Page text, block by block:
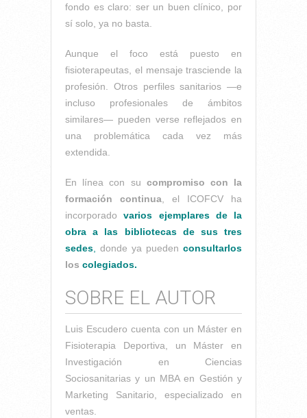
fondo es claro: ser un buen clínico, por
sí solo, ya no basta.
Aunque el foco está puesto en
fisioterapeutas, el mensaje trasciende la
profesión. Otros perfiles sanitarios —e
incluso profesionales de ámbitos
similares— pueden verse reflejados en
una problemática cada vez más
extendida.
En línea con su compromiso con la
formación continua , el ICOFCV ha
incorporadovarios ejemplares de la
obra a las bibliotecas de sus tres
sedes
donde ya pueden consultarlos
los colegiados.
SOBRE EL AUTOR
Luis Escudero cuenta con un Máster en
Fisioterapia Deportiva, un Máster en
Investigación en Ciencias
Sociosanitarias y un MBA en Gestión y
Marketing Sanitario, especializado en
ventas.